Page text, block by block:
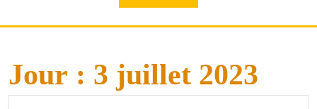
Jour : 3 juillet 2023